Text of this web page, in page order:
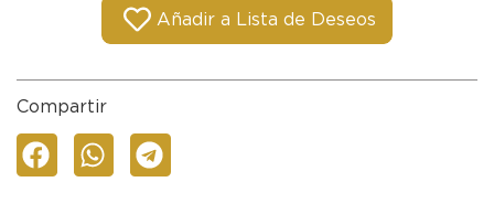
Añadir a Lista de Deseos
Compartir